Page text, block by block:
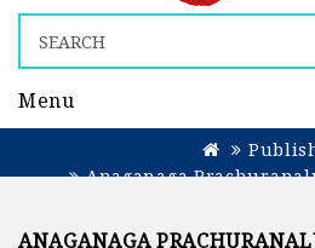
Menu
Anaganaga
ANAGANAGA